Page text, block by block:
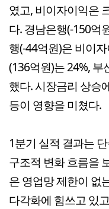
였고, 비이자이익은
다. 경남은행(-150억
행(-44억원)은 비이
(136억원)는 24%, 부
했다. 시장금리 상승
등이 영향을 미쳤다.
1분기 실적 결과는
구조적 변화 흐름을
은 영업망 제한이 없
다각화에 힘쓰고 있